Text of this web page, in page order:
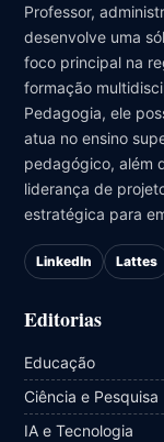
Professor,
desenvolve uma
foco principal na
formação
Pedagogia, ele
atua no ensino
pedagógico, além
liderança de
estratégica para
LinkedIn Lattes
Editorias
Educação
Ciência e Pesquisa
IA e Tecnologia